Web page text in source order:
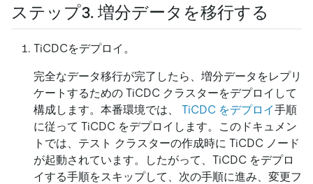
ステップ3. 増分データを移行する
TiCDCをデプロイ。
完全なデータ移行が完了したら、増分データをレプリ
ケートするための TiCDC クラスターをデプロイして
構成します。本番環境では、 TiCDC をデプロイ手順
に従って TiCDC をデプロイします。このドキュメン
トでは、テスト クラスターの作成時に TiCDC ノード
が起動されています。したがって、TiCDC をデプロ
イする手順をスキップして、次の手順に進み、変更フ